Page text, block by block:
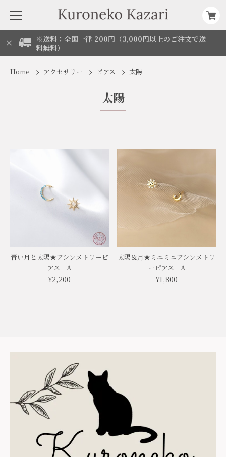
※送料：全国一律 200円（3,000円以上のご注文で送
料無料）
Home アクセサリー ピアス 太陽
太陽
青い月と太陽★アシンメトリーピ
アス A
¥2,200
太陽＆月★ミニミニアシンメトリ
ーピアス A
¥1,800